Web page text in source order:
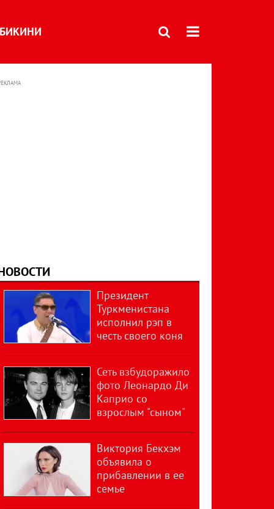
БИКИНИ
Президент
Туркменистана
исполнил рэп в
честь своего коня
Сеть взбудоражило
фото Леонардо Ди
Каприо со
взрослым "сыном"
Виктория Бекхэм
объявила о
прибавлении в ее
семье